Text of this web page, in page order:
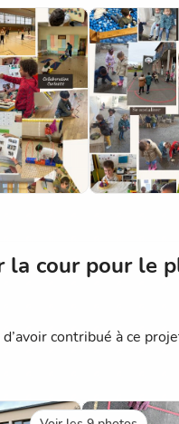
la cour pour le
contribué à ce